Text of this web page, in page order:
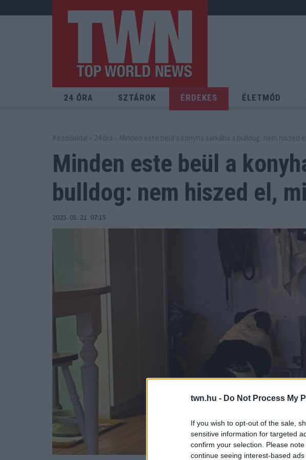
twn.hu - Do Not Process My
If you wish to opt-out of the sale,
sensitive information for targeted
confirm your selection. Please
continue seeing interest-based
24 ÓRA SZTÁROK ÉRDEKES ÉLETMÓD
Kezdőoldal » 24 óra » Minden este beül a konyha sarkába a bulldog: nem hiszed
Minden este beül a
bulldog: nem hiszed el,
2025. 01. 21. 07:15